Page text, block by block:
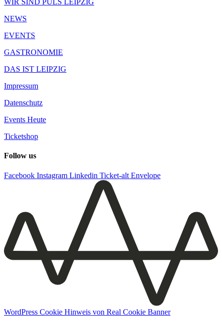
WIR SIND PULS LEIPZIG
NEWS
EVENTS
GASTRONOMIE
DAS IST LEIPZIG
Impressum
Datenschutz
Events Heute
Ticketshop
Follow us
Facebook Instagram Linkedin Ticket-alt Envelope
WordPress Cookie Hinweis von Real Cookie Banner